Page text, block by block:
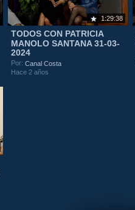
1:29:38
TODOS CON PATRICIA
MANOLO SANTANA 31-03-
2024
Por:Canal Costa
Hace 2 años